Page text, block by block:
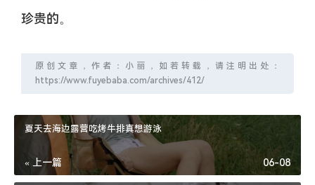
珍贵的。
原创文章，作者：小丽，如若转载，请注明出处：
https://www.fuyebaba.com/archives/412/
夏天去海边露营吃烤牛排真想游泳
« 上一篇 06-08